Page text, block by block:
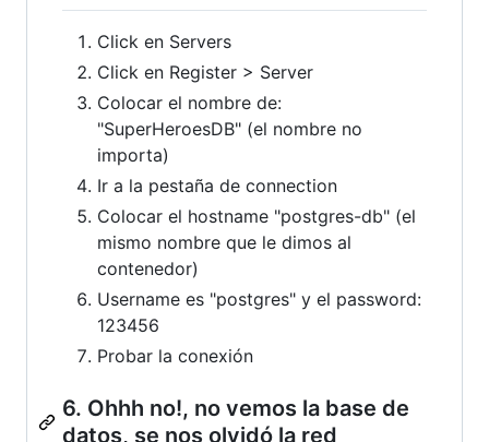
Click en Servers
Click en Register > Server
Colocar el nombre de:
"SuperHeroesDB" (el nombre no
importa)
Ir a la pestaña de connection
Colocar el hostname "postgres-db" (el
mismo nombre que le dimos al
contenedor)
Username es "postgres" y el password:
123456
Probar la conexión
6. Ohhh no!, no vemos la base de
datos, se nos olvidó la red